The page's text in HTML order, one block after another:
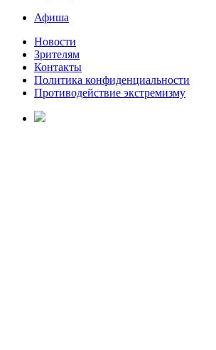
Афиша
Новости
Зрителям
Контакты
Политика конфиденциальности
Противодействие экстремизму